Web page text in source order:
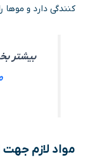
کنندگی دارد و موها
بیشتر
مواد لازم جهت